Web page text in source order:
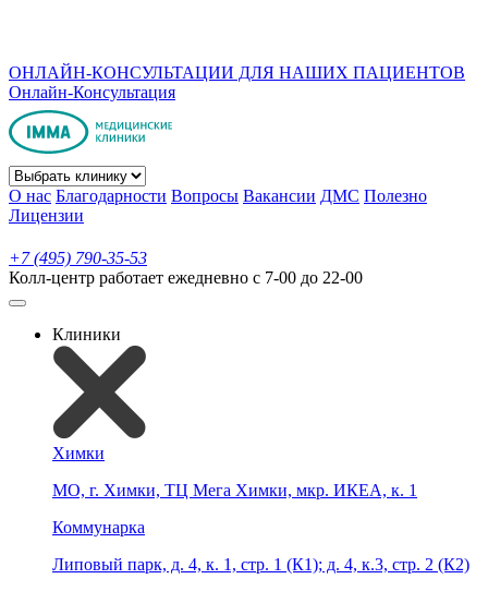
ОНЛАЙН-КОНСУЛЬТАЦИИ ДЛЯ НАШИХ ПАЦИЕНТОВ
Онлайн-Консультация
О нас Благодарности Вопросы Вакансии ДМС Полезно
Лицензии
+7 (495) 790-35-53
Колл-центр работает ежедневно с 7-00 до 22-00
Клиники
Химки
МО, г. Химки, ТЦ Мега Химки, мкр. ИКЕА, к. 1
Коммунарка
Липовый парк, д. 4, к. 1, стр. 1 (К1); д. 4, к.3, стр. 2 (К2)